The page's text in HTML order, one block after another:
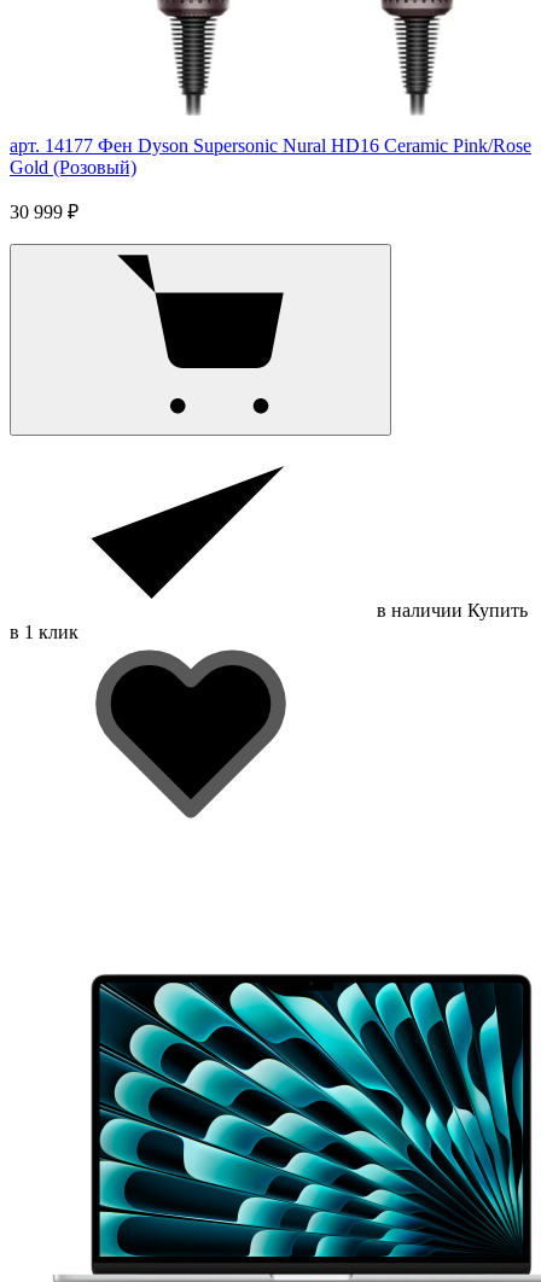
арт. 14177 Фен Dyson Supersonic Nural HD16 Ceramic Pink/Rose
Gold (Розовый)
30 999 ₽
в наличии Купить
в 1 клик